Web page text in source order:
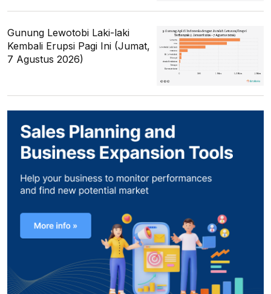
Gunung Lewotobi Laki-laki
Kembali Erupsi Pagi Ini (Jumat,
7 Agustus 2026)